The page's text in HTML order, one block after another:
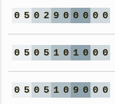
0 5 0 2 9 0 0 0 0 0
0 5 0 5 1 0 1 0 0 0
0 5 0 5 1 0 9 0 0 0